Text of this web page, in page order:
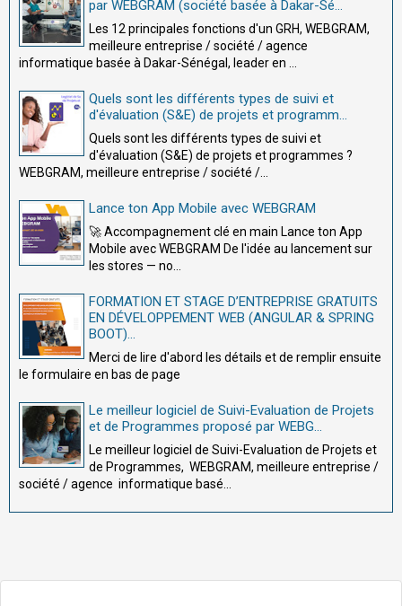
par WEBGRAM (société basée à Dakar-Sé...
Les 12 principales fonctions d'un GRH, WEBGRAM,
meilleure entreprise / société / agence
informatique basée à Dakar-Sénégal, leader en ...
Quels sont les différents types de suivi et
d'évaluation (S&E) de projets et programm...
Quels sont les différents types de suivi et
d'évaluation (S&E) de projets et programmes ?
WEBGRAM, meilleure entreprise / société /...
Lance ton App Mobile avec WEBGRAM
🚀 Accompagnement clé en main Lance ton App
Mobile avec WEBGRAM De l'idée au lancement sur
les stores — no...
FORMATION ET STAGE D’ENTREPRISE GRATUITS
EN DÉVELOPPEMENT WEB (ANGULAR & SPRING
BOOT)...
Merci de lire d'abord les détails et de remplir ensuite
le formulaire en bas de page
Le meilleur logiciel de Suivi-Evaluation de Projets
et de Programmes proposé par WEBG...
Le meilleur logiciel de Suivi-Evaluation de Projets et
de Programmes, WEBGRAM, meilleure entreprise /
société / agence informatique basé...